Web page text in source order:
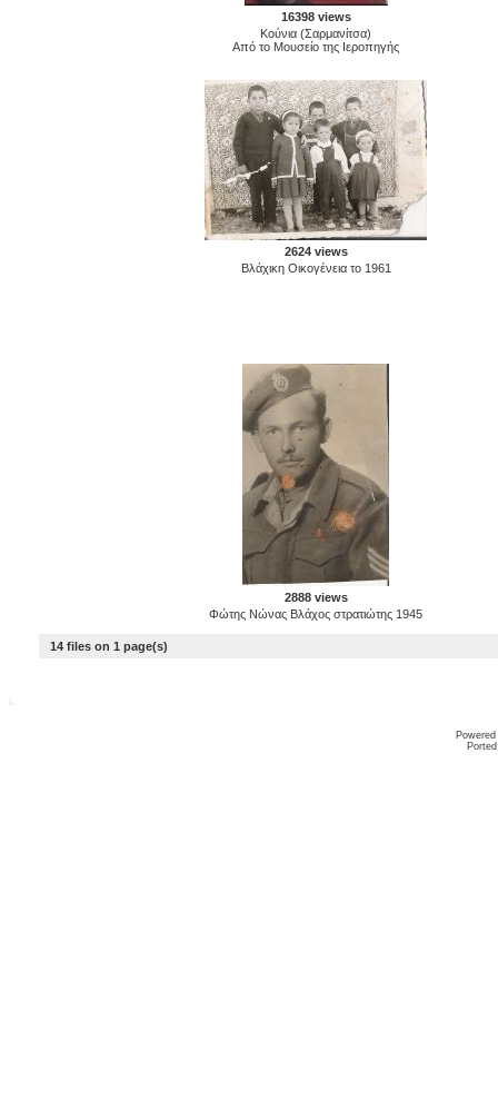
16398 views
Κούνια (Σαρμανίτσα)
Από το Μουσείο της Ιεροπηγής
2624 views
Βλάχικη Οικογένεια το 1961
2888 views
Φώτης Νώνας Βλάχος στρατιώτης 1945
14 files on 1 page(s)